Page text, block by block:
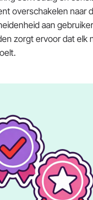
overschakelen naar
aan
zorgt ervoor dat elk